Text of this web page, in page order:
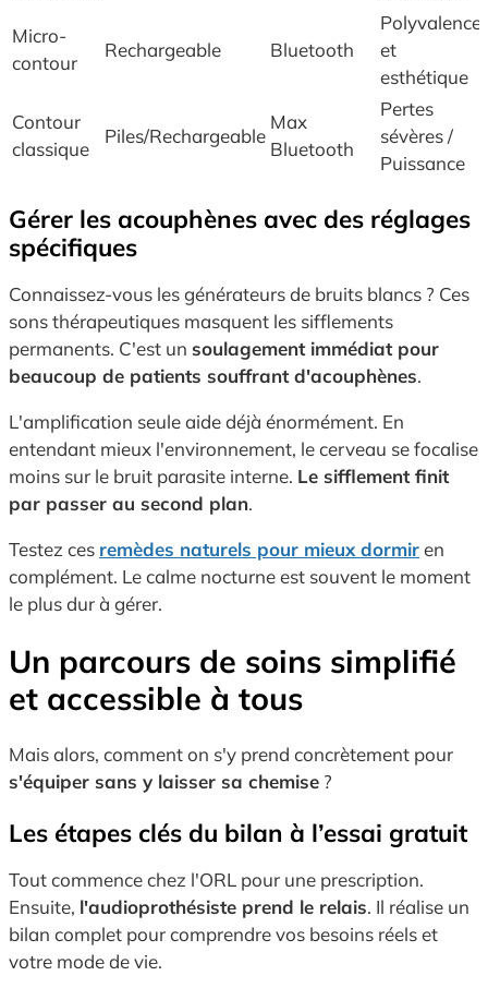
Micro-
contour
Rechargeable Bluetooth
Polyvalence
et
esthétique
Contour
classique
Piles/Rechargeable
Max
Bluetooth
Pertes
sévères /
Puissance
Gérer les acouphènes avec des réglages
spécifiques
Connaissez-vous les générateurs de bruits blancs ? Ces
sons thérapeutiques masquent les sifflements
permanents. C'est un soulagement immédiat pour
beaucoup de patients souffrant d'acouphènes.
L'amplification seule aide déjà énormément. En
entendant mieux l'environnement, le cerveau se focalise
moins sur le bruit parasite interne. Le sifflement finit
par passer au second plan.
Testez ces remèdes naturels pour mieux dormiren
complément. Le calme nocturne est souvent le moment
le plus dur à gérer.
Un parcours de soins simplifié
et accessible à tous
Mais alors, comment on s'y prend concrètement pour
s'équiper sans y laisser sa chemise ?
Les étapes clés du bilan à l’essai gratuit
Tout commence chez l'ORL pour une prescription.
Ensuite, l'audioprothésiste prend le relais. Il réalise un
bilan complet pour comprendre vos besoins réels et
votre mode de vie.